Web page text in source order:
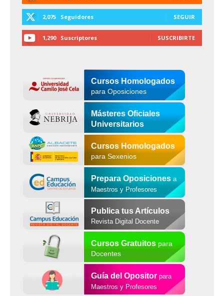
2,075 Seguidores SEGUIR
1,290 Suscriptores SUSCRIBIRTE
Cursos Homologados
para Oposiciones
Másteres Oficiales
Universitarios
Cursos Homologados
para Sexenios
Prepara Oposiciones a
Maestros y Profesores
Publica tus Artículos
Revista Digital Docente
Cursos Gratuitospara
Docentes
Guía del Opositor para
Maestros y Profesores